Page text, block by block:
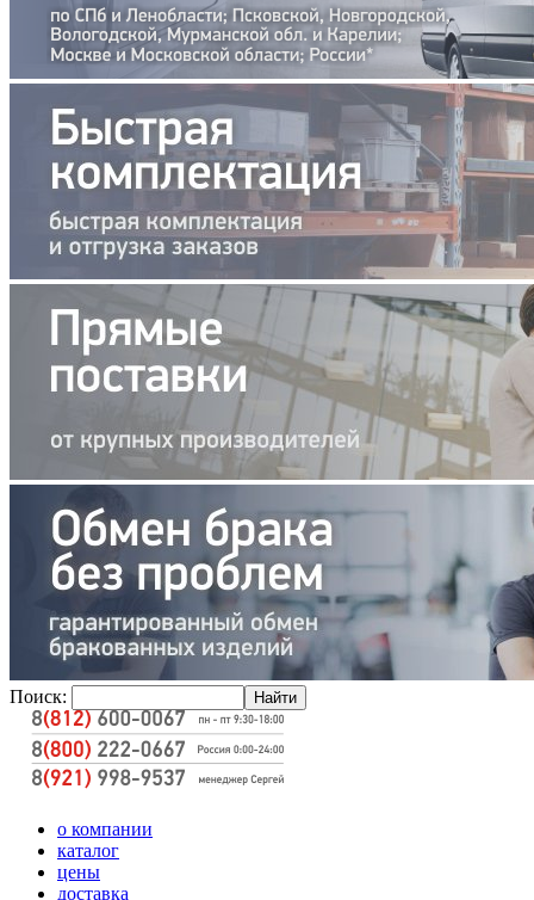
Поиск:
о компании
каталог
цены
доставка